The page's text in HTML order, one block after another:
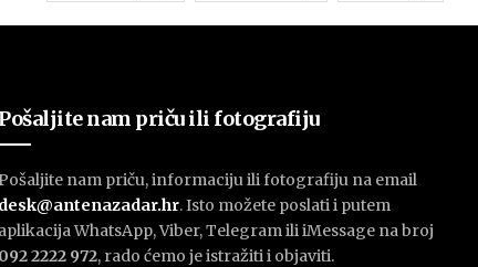
Pošaljite nam priču ili fotografiju
Pošaljite nam priču, informaciju ili fotografiju na email
desk@antenazadar.hr. Isto možete poslati i putem
aplikacija WhatsApp, Viber, Telegram ili iMessage na broj
092 2222 972, rado ćemo je istražiti i objaviti.